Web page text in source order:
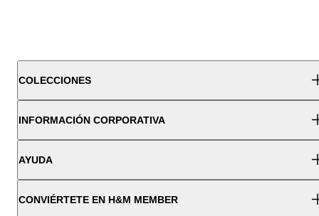
COLECCIONES
INFORMACIÓN CORPORATIVA
AYUDA
CONVIÉRTETE EN H&M MEMBER